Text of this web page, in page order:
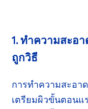
1. ทำความสะอา
ถูกวิธี
การทำความสะอา
เตรียมผิวขั้นตอนแ